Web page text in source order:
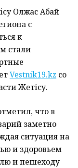
Олжас Абай
с
к
стали
Vestnik19.kz со
Жетісу.
что в
заметно
ситуация на
и здоровьем
и пешеходу